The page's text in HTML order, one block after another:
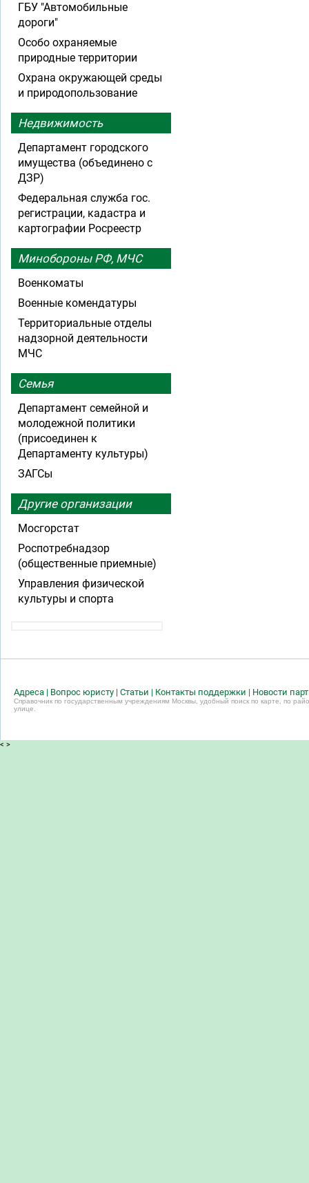
ГБУ "Автомобильные
дороги"
Особо охраняемые
природные территории
Охрана окружающей среды
и природопользование
Недвижимость
Департамент городского
имущества (объединено с
ДЗР)
Федеральная служба гос.
регистрации, кадастра и
картографии Росреестр
Минобороны РФ, МЧС
Военкоматы
Военные комендатуры
Территориальные отделы
надзорной деятельности
МЧС
Семья
Департамент семейной и
молодежной политики
(присоединен к
Департаменту культуры)
ЗАГСы
Другие организации
Мосгорстат
Роспотребнадзор
(общественные приемные)
Управления физической
культуры и спорта
Адреса | Вопрос юристу | Статьи | Контакты поддержки | Новости
Справочник по государственным учреждениям Москвы, удобный поиск по карте, по
улице.
< >